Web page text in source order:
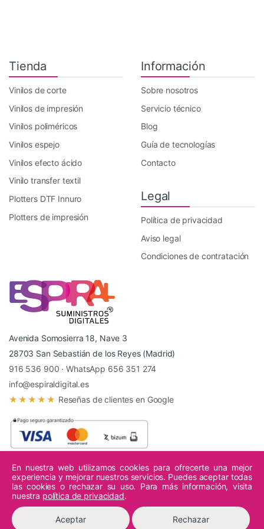
Tienda
Vinilos de corte
Vinilos de impresión
Vinilos poliméricos
Vinilos espejo
Vinilos efecto ácido
Vinilo transfer textil
Plotters DTF Innuro
Plotters de impresión
Información
Sobre nosotros
Servicio técnico
Blog
Guía de tecnologías
Contacto
Legal
Política de privacidad
Aviso legal
Condiciones de contratación
Avenida Somosierra 18, Nave 3
28703 San Sebastián de los Reyes (Madrid)
916 536 900 ·WhatsApp 656 351 274
info@espiraldigital.es
★★★★★ Reseñas de clientes en Google
© 2026 Espiral Digital - Todos los derechos reservados.
En nuestra web utilizamos cookies para ofrecerte una mejor
experiencia y mejorar nuestros servicios. Puedes aceptar todas
las cookies o rechazar su uso. Para más información, visita
nuestra política de privacidad.
Aceptar Rechazar